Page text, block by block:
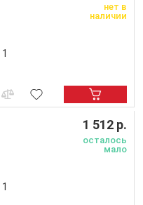
1
нет в
наличии
1
1 512 р.
осталось
мало